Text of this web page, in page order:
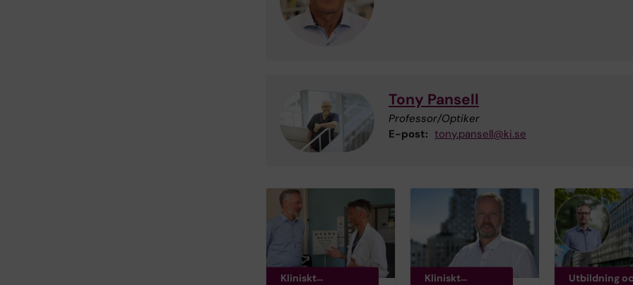
Tony Pansell
Professor/Optiker
E-post: tony.pansell@ki.se
Kliniskt
Kliniskt
Utbildning